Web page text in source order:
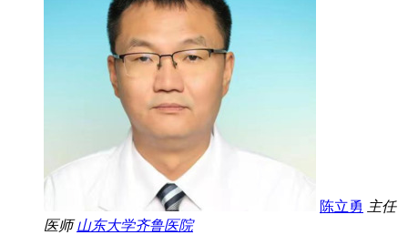
陈立勇 主任
医师 山东大学齐鲁医院